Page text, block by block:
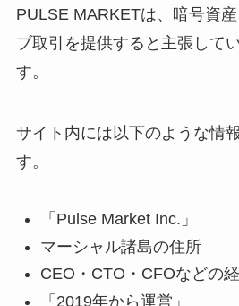
PULSE MARKETは、暗号資
ブ取引を提供すると主張して
す。
サイト内には以下のような情
す。
「Pulse Market Inc.」
マーシャル諸島の住所
CEO・CTO・CFOなどの
「2019年から運営」